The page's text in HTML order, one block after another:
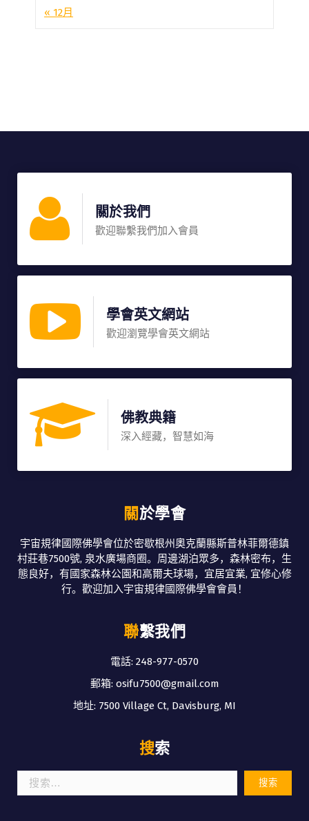
« 12月
關於我們
歡迎聯繫我們加入會員
學會英文網站
歡迎瀏覽學會英文網站
佛教典籍
深入經藏，智慧如海
關於學會
宇宙規律國際佛學會位於密歇根州奧克蘭縣斯普林菲爾德鎮
村莊巷7500號, 泉水廣場商圈。周邊湖泊眾多，森林密布，生
態良好，有國家森林公園和高爾夫球場，宜居宜業, 宜修心修
行。歡迎加入宇宙規律國際佛學會會員！
聯繫我們
電話: 248-977-0570
郵箱: osifu7500@gmail.com
地址: 7500 Village Ct, Davisburg, MI
搜索
索：